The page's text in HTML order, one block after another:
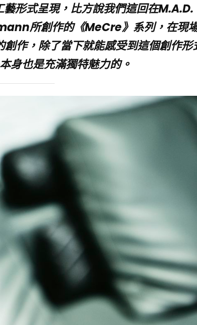
形式呈現，比方說我們這回在M.A.D.
所創作的《MeCre》系列，在現
作，除了當下就能感受到這個創作形
身也是充滿獨特魅力的。